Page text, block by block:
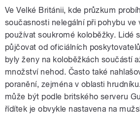
Ve Velké Británii, kde průzkum
současnosti nelegální při pohybu ve
používat soukromé koloběžky. Lidé
půjčovat od oficiálních
byly ženy na koloběžkách součástí
množství nehod. Často také
poranění, zejména v oblasti
může být podle britského serveru
řídítek je obvykle nastavena na